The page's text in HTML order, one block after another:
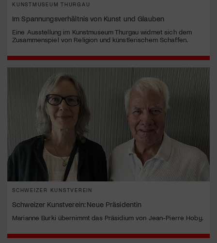
KUNSTMUSEUM THURGAU
Im Spannungsverhältnis von Kunst und Glauben
Eine Ausstellung im Kunstmuseum Thurgau widmet sich dem
Zusammenspiel von Religion und künstlerischem Schaffen.
SCHWEIZER KUNSTVEREIN
Schweizer Kunstverein: Neue Präsidentin
Marianne Burki übernimmt das Präsidium von Jean-Pierre Hoby.